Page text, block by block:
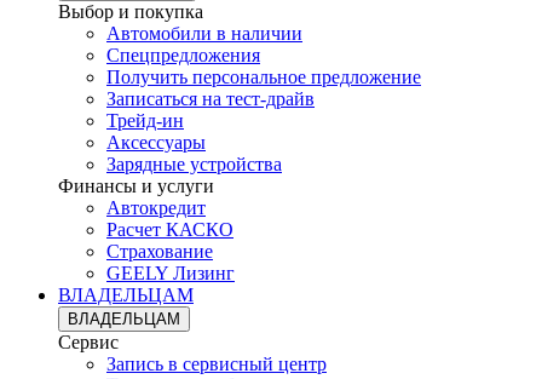
Выбор и покупка
Автомобили в наличии
Спецпредложения
Получить персональное предложение
Записаться на тест-драйв
Трейд-ин
Аксессуары
Зарядные устройства
Финансы и услуги
Автокредит
Расчет КАСКО
Страхование
GEELY Лизинг
ВЛАДЕЛЬЦАМ
ВЛАДЕЛЬЦАМ
Сервис
Запись в сервисный центр